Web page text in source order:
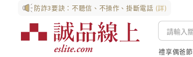
防詐3要訣：不聽信、不操作、掛斷電話 (詳)
禮享偶爸節